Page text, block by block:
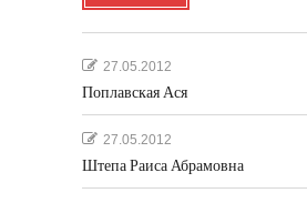
27.05.2012
Поплавская Ася
27.05.2012
Штепа Раиса Абрамовна